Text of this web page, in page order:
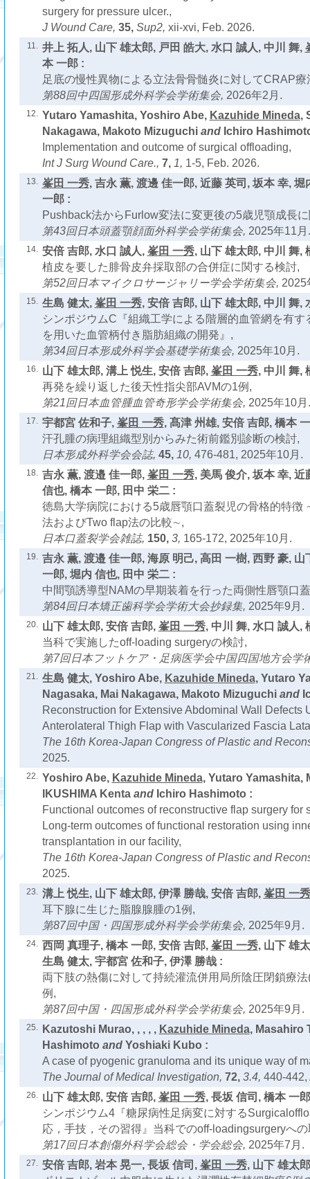
surgery for pressure ulcer.,
J Wound Care, 35, Sup2, xii-xvi, Feb. 2026.
11. 井上 拓人, 山下 雄太郎, 戸田 皓大, 水口 誠人, 中川 舞,
本 一郎 :
足底の慢性異物による立法骨骨髄炎に対してCRAP療
第88回中四国形成外科学会学術集会, 2026年2月.
12. Yutaro Yamashita, Yoshiro Abe, Kazuhide Mineda,
Nakagawa, Makoto Mizuguchiand Ichiro
Implementation and outcome of surgical offloading,
Int J Surg Wound Care., 7, 1, 1-5, Feb. 2026.
13. 峯田 一秀, 吉永 薫, 渡邊 佳一郎, 近藤 英司, 坂本 幸, 堀
一郎 :
Pushback法からFurlow変法に変更後の5歳児顎成長
第43回日本頭蓋顎顔面外科学会学術集会, 2025年11月.
14. 安倍 吉郎, 水口 誠人, 峯田 一秀, 山下 雄太郎, 中川 舞,
植皮を要した腓骨皮弁採取部の合併症に関する検討,
第52回日本マイクロサージャリー学会学術集会, 2025
15. 生島 健太, 峯田 一秀, 安倍 吉郎, 山下 雄太郎, 中川 舞,
シンポジウムC『組織工学による階層的血管網を有す
を用いた血管柄付き脂肪組織の開発』,
第34回日本形成外科学会基礎学術集会, 2025年10月.
16. 山下 雄太郎, 溝上 悦生, 安倍 吉郎, 峯田 一秀, 中川 舞,
再発を繰り返した後天性指尖部AVMの1例,
第21回日本血管腫血管奇形学会学術集会, 2025年10月.
17. 宇都宮 佐和子, 峯田 一秀, 髙津 州雄, 安倍 吉郎, 橋本
汗孔腫の病理組織型別からみた術前鑑別診断の検討,
日本形成外科学会会誌, 45, 10, 476-481, 2025年10月.
18. 吉永 薫, 渡邉 佳一郎, 峯田 一秀, 美馬 俊介, 坂本 幸, 近
信也, 橋本 一郎, 田中 栄二 :
徳島大学病院における5歳唇顎口蓋裂児の骨格的特徴
法およびTwo flap法の比較∼,
日本口蓋裂学会雑誌, 150, 3, 165-172, 2025年10月.
19. 吉永 薫, 渡邉 佳一郎, 海原 明己, 高田 一樹, 西野 豪, 山
一郎, 堀内 信也, 田中 栄二 :
中間顎誘導型NAMの早期装着を行った両側性唇顎口
第84回日本矯正歯科学会学術大会抄録集, 2025年9月.
20. 山下 雄太郎, 安倍 吉郎, 峯田 一秀, 中川 舞, 水口 誠人,
当科で実施したoff-loading surgeryの検討,
第7回日本フットケア・足病医学会中国四国地方会学
21. 生島 健太, Yoshiro Abe, Kazuhide Mineda, Yutaro
Nagasaka, Mai Nakagawa, Makoto Mizuguchiand
Reconstruction for Extensive Abdominal Wall Defects
Anterolateral Thigh Flap with Vascularized Fascia
The 16th Korea-Japan Congress of Plastic and
2025.
22. Yoshiro Abe, Kazuhide Mineda, Yutaro Yamashita,
IKUSHIMA Kentaand Ichiro Hashimoto :
Functional outcomes of reconstructive flap surgery for
Long-term outcomes of functional restoration using
transplantation in our facility,
The 16th Korea-Japan Congress of Plastic and
2025.
23. 溝上 悦生, 山下 雄太郎, 伊澤 勝哉, 安倍 吉郎, 峯田 一秀
耳下腺に生じた脂腺腺腫の1例,
第87回中国・四国形成外科学会学術集会, 2025年9月.
24. 西岡 真理子, 橋本 一郎, 安倍 吉郎, 峯田 一秀, 山下 雄
生島 健太, 宇都宮 佐和子, 伊澤 勝哉 :
両下肢の熱傷に対して持続灌流併用局所陰圧閉鎖療
例,
第87回中国・四国形成外科学会学術集会, 2025年9月.
25. Kazutoshi Murao, , , , , Kazuhide Mineda, Masahiro
Hashimoto and Yoshiaki Kubo :
A case of pyogenic granuloma and its unique way of
The Journal of Medical Investigation, 72, 3.4, 440-442,
26. 山下 雄太郎, 安倍 吉郎, 峯田 一秀, 長坂 信司, 橋本 一
シンポジウム4『糖尿病性足病変に対する
応，手技，その習得』当科でのoff-loadingsurgeryへ
第17回日本創傷外科学会総会・学会総会, 2025年7月.
27. 安倍 吉郎, 岩本 晃一, 長坂 信司, 峯田 一秀, 山下 雄太